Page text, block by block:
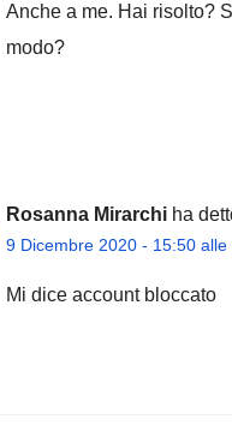
Anche a me. Hai risolto?
modo?
Rosanna Mirarchi ha
9 Dicembre 2020 - 15:50 alle
Mi dice account bloccato